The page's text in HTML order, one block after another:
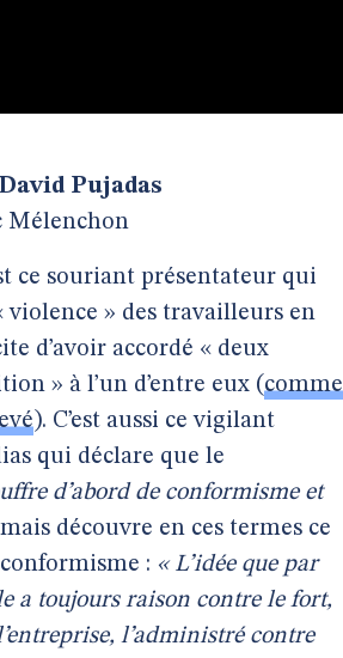
Pujadas
Mélenchon
ce souriant présentateur qui
violence » des travailleurs en
d’avoir accordé « deux
» à l’un d’entre eux (comme
). C’est aussi ce vigilant
qui déclare que le
d’abord de conformisme et
découvre en ces termes ce
: « L’idée que par
a toujours raison contre le fort,
l’administré contre